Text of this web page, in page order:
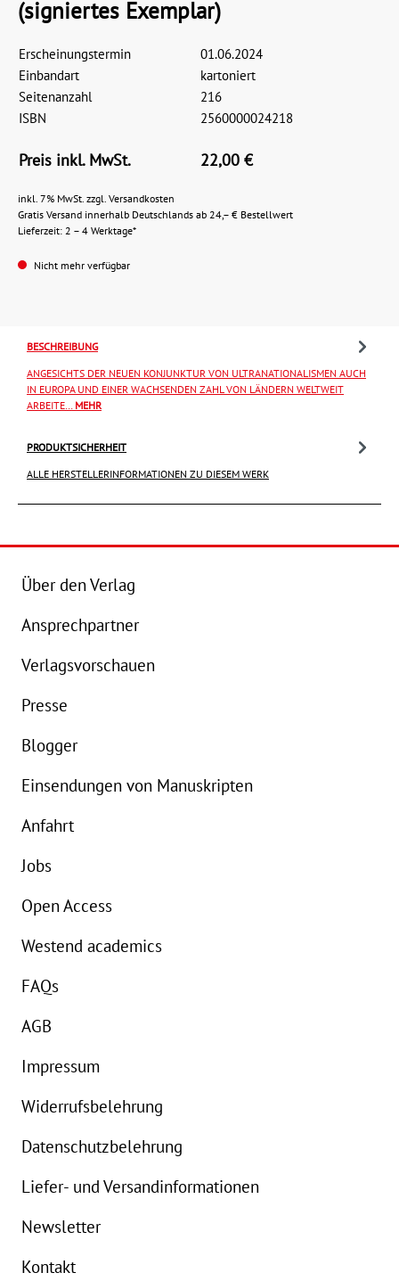
(signiertes Exemplar)
Erscheinungstermin
01.06.2024
Einbandart
kartoniert
Seitenanzahl
216
ISBN
2560000024218
Preis inkl. MwSt. 22,00 €
inkl. 7% MwSt. zzgl. Versandkosten
Gratis Versand innerhalb Deutschlands ab 24,– € Bestellwert
Lieferzeit: 2 – 4 Werktage*
Nicht mehr verfügbar
BESCHREIBUNG
ANGESICHTS DER NEUEN KONJUNKTUR VON ULTRANATIONALISMEN AUCH
IN EUROPA UND EINER WACHSENDEN ZAHL VON LÄNDERN WELTWEIT
ARBEITE… MEHR
PRODUKTSICHERHEIT
ALLE HERSTELLERINFORMATIONEN ZU DIESEM WERK
Über den Verlag
Ansprechpartner
Verlagsvorschauen
Presse
Blogger
Einsendungen von Manuskripten
Anfahrt
Jobs
Open Access
Westend academics
FAQs
AGB
Impressum
Widerrufsbelehrung
Datenschutzbelehrung
Liefer- und Versandinformationen
Newsletter
Kontakt